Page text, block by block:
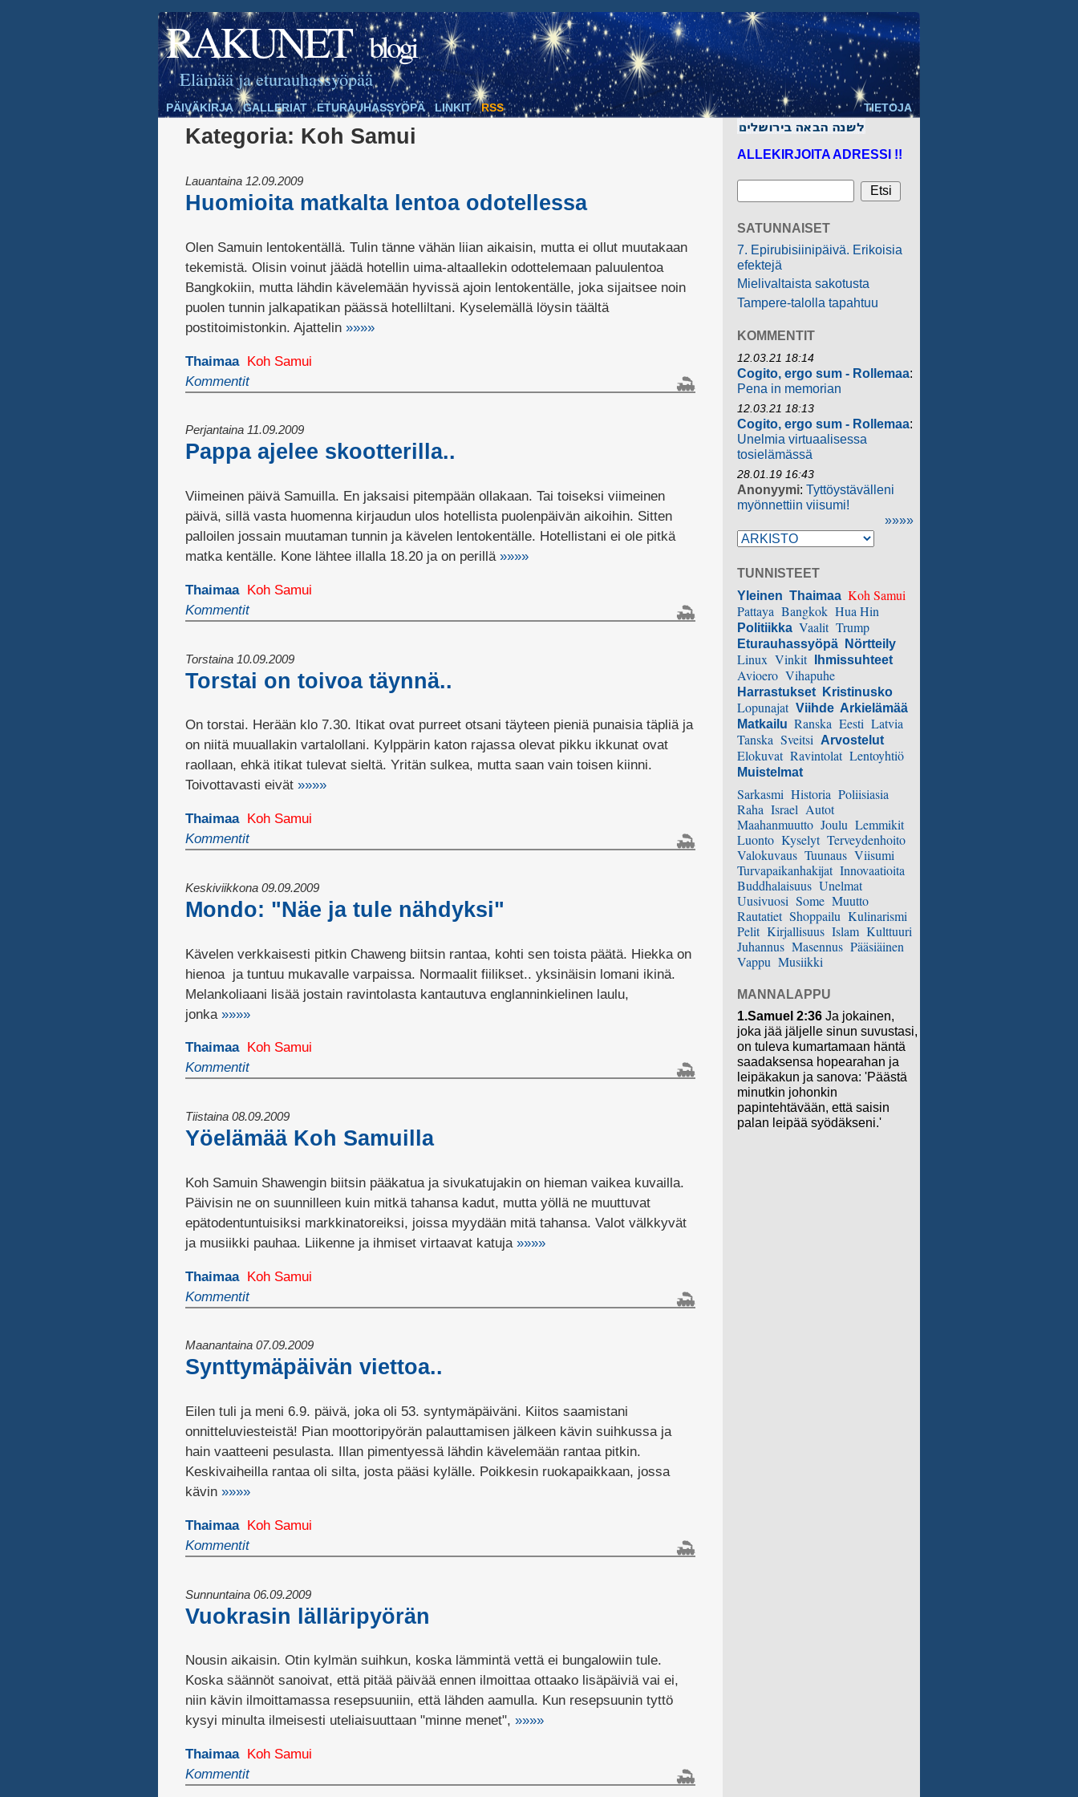
RAKUNET blogi
Elämää ja eturauhassyöpää
PÄIVÄKIRJA GALLERIAT ETURAUHASSYÖPÄ LINKIT RSS TIETOJA
Kategoria: Koh Samui
Lauantaina 12.09.2009
Huomioita matkalta lentoa odotellessa
Olen Samuin lentokentällä. Tulin tänne vähän liian aikaisin, mutta ei ollut muutakaan
tekemistä. Olisin voinut jäädä hotellin uima-altaallekin odottelemaan paluulentoa
Bangkokiin, mutta lähdin kävelemään hyvissä ajoin lentokentälle, joka sijaitsee noin
puolen tunnin jalkapatikan päässä hotelliltani. Kyselemällä löysin täältä
postitoimistonkin. Ajattelin»»»»
Thaimaa
Koh Samui
Kommentit
Perjantaina 11.09.2009
Pappa ajelee skootterilla..
Viimeinen päivä Samuilla. En jaksaisi pitempään ollakaan. Tai toiseksi viimeinen
päivä, sillä vasta huomenna kirjaudun ulos hotellista puolenpäivän aikoihin. Sitten
palloilen jossain muutaman tunnin ja kävelen lentokentälle. Hotellistani ei ole pitkä
matka kentälle. Kone lähtee illalla 18.20 ja on perillä»»»»
Thaimaa
Koh Samui
Kommentit
Torstaina 10.09.2009
Torstai on toivoa täynnä..
On torstai. Herään klo 7.30. Itikat ovat purreet otsani täyteen pieniä punaisia täpliä ja
on niitä muuallakin vartalollani. Kylppärin katon rajassa olevat pikku ikkunat ovat
raollaan, ehkä itikat tulevat sieltä. Yritän sulkea, mutta saan vain toisen kiinni.
Toivottavasti eivät»»»»
Thaimaa
Koh Samui
Kommentit
Keskiviikkona 09.09.2009
Mondo: "Näe ja tule nähdyksi"
Kävelen verkkaisesti pitkin Chaweng biitsin rantaa, kohti sen toista päätä. Hiekka on
hienoa ja tuntuu mukavalle varpaissa. Normaalit fiilikset.. yksinäisin lomani ikinä.
Melankoliaani lisää jostain ravintolasta kantautuva englanninkielinen laulu,
jonka»»»»
Thaimaa
Koh Samui
Kommentit
Tiistaina 08.09.2009
Yöelämää Koh Samuilla
Koh Samuin Shawengin biitsin pääkatua ja sivukatujakin on hieman vaikea kuvailla.
Päivisin ne on suunnilleen kuin mitkä tahansa kadut, mutta yöllä ne muuttuvat
epätodentuntuisiksi markkinatoreiksi, joissa myydään mitä tahansa. Valot välkkyvät
ja musiikki pauhaa. Liikenne ja ihmiset virtaavat katuja»»»»
Thaimaa
Koh Samui
Kommentit
Maanantaina 07.09.2009
Synttymäpäivän viettoa..
Eilen tuli ja meni 6.9. päivä, joka oli 53. syntymäpäiväni. Kiitos saamistani
onnitteluviesteistä! Pian moottoripyörän palauttamisen jälkeen kävin suihkussa ja
hain vaatteeni pesulasta. Illan pimentyessä lähdin kävelemään rantaa pitkin.
Keskivaiheilla rantaa oli silta, josta pääsi kylälle. Poikkesin ruokapaikkaan, jossa
kävin»»»»
Thaimaa
Koh Samui
Kommentit
Sunnuntaina 06.09.2009
Vuokrasin lälläripyörän
Nousin aikaisin. Otin kylmän suihkun, koska lämmintä vettä ei bungalowiin tule.
Koska säännöt sanoivat, että pitää päivää ennen ilmoittaa ottaako lisäpäiviä vai ei,
niin kävin ilmoittamassa resepsuuniin, että lähden aamulla. Kun resepsuunin tyttö
kysyi minulta ilmeisesti uteliaisuuttaan "minne menet", »»»»
Thaimaa
Koh Samui
Kommentit
ALLEKIRJOITA ADRESSI !!
SATUNNAISET
7. Epirubisiinipäivä. Erikoisia
efektejä
Mielivaltaista sakotusta
Tampere-talolla tapahtuu
KOMMENTIT
12.03.21 18:14
Cogito, ergo sum - Rollemaa:
Pena in memorian
12.03.21 18:13
Cogito, ergo sum - Rollemaa:
Unelmia virtuaalisessa
tosielämässä
28.01.19 16:43
Anonyymi: Tyttöystävälleni
myönnettiin viisumi!
»»»»
TUNNISTEET
Yleinen Thaimaa Koh Samui
Pattaya Bangkok Hua Hin
Politiikka Vaalit Trump
Eturauhassyöpä Nörtteily
Linux Vinkit Ihmissuhteet
Avioero Vihapuhe
Harrastukset Kristinusko
Lopunajat Viihde Arkielämää
Matkailu Ranska Eesti Latvia
Tanska Sveitsi Arvostelut
Elokuvat Ravintolat Lentoyhtiö
Muistelmat
Sarkasmi Historia Poliisiasia
Raha Israel Autot
Maahanmuutto Joulu Lemmikit
Luonto Kyselyt Terveydenhoito
Valokuvaus Tuunaus Viisumi
Turvapaikanhakijat Innovaatioita
Buddhalaisuus Unelmat
Uusivuosi Some Muutto
Rautatiet Shoppailu Kulinarismi
Pelit Kirjallisuus Islam Kulttuuri
Juhannus Masennus Pääsiäinen
Vappu Musiikki
MANNALAPPU
1.Samuel 2:36 Ja jokainen,
joka jää jäljelle sinun suvustasi,
on tuleva kumartamaan häntä
saadaksensa hopearahan ja
leipäkakun ja sanova: 'Päästä
minutkin johonkin
papintehtävään, että saisin
palan leipää syödäkseni.'